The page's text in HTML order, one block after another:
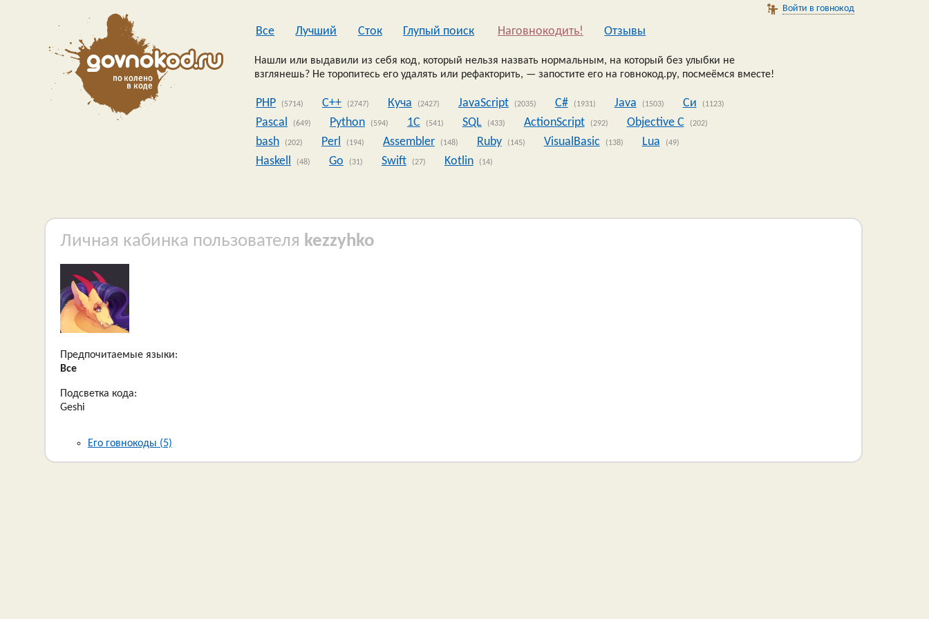
Войти в говнокод
Все Лучший Сток Глупый поиск Наговнокодить! Oтзывы
Нашли или выдавили из себя код, который нельзя назвать нормальным, на который без улыбки не
взглянешь? Не торопитесь его удалять или рефакторить, — запостите его на говнокод.ру, посмеёмся вместе!
PHP (5714) C++ (2747) Куча (2427) JavaScript (2035) C# (1931) Java (1503) Си (1123)
Pascal (649) Python (594) 1C (541) SQL (433) ActionScript (292) Objective C (202)
bash (202) Perl (194) Assembler (148) Ruby (145) VisualBasic (138) Lua (49)
Haskell (48) Go (31) Swift (27) Kotlin (14)
Личная кабинка пользователя kezzyhko
Предпочитаемые языки:
Все
Подсветка кода:
Geshi
Его говнокоды (5)